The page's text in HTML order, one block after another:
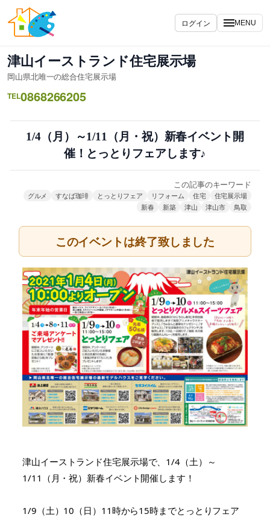
容
ス
キ
ッ
プ
ログイン MENU
津山イーストランド住宅展示場
岡山県北唯一の総合住宅展示場
TEL0868266205
1/4（月）～1/11（月・祝）新春イベント開
催！とっとりフェアします♪
この記事のキーワード
グルメ すなば珈琲 とっとりフェア リフォーム 住宅
住宅展示場
新春
新築 津山 津山市 鳥取
このイベントは終了致しました
津山イーストランド住宅展示場で、1/4（土）～
1/11（月・祝）新春イベント開催します！
1/9（土）10（日）11時から15時までとっとりフェア